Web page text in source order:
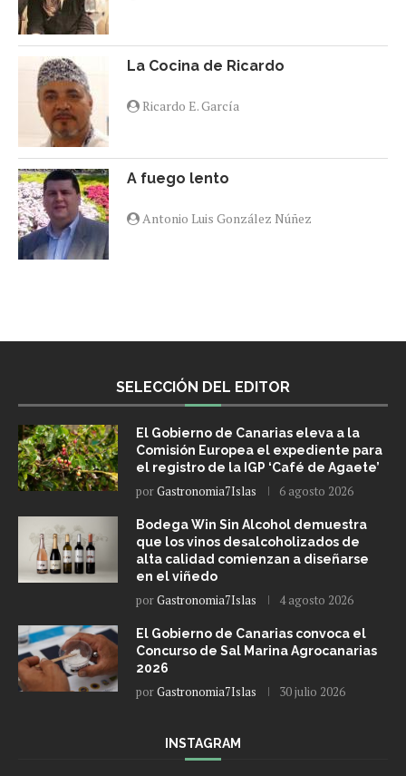
La Cocina de Ricardo
Ricardo E. García
A fuego lento
Antonio Luis González Núñez
SELECCIÓN DEL EDITOR
El Gobierno de Canarias eleva a la
Comisión Europea el expediente para
el registro de la IGP ‘Café de Agaete’
porGastronomia7Islas 6 agosto 2026
Bodega Win Sin Alcohol demuestra
que los vinos desalcoholizados de
alta calidad comienzan a diseñarse
en el viñedo
porGastronomia7Islas 4 agosto 2026
El Gobierno de Canarias convoca el
Concurso de Sal Marina Agrocanarias
2026
porGastronomia7Islas 30 julio 2026
INSTAGRAM